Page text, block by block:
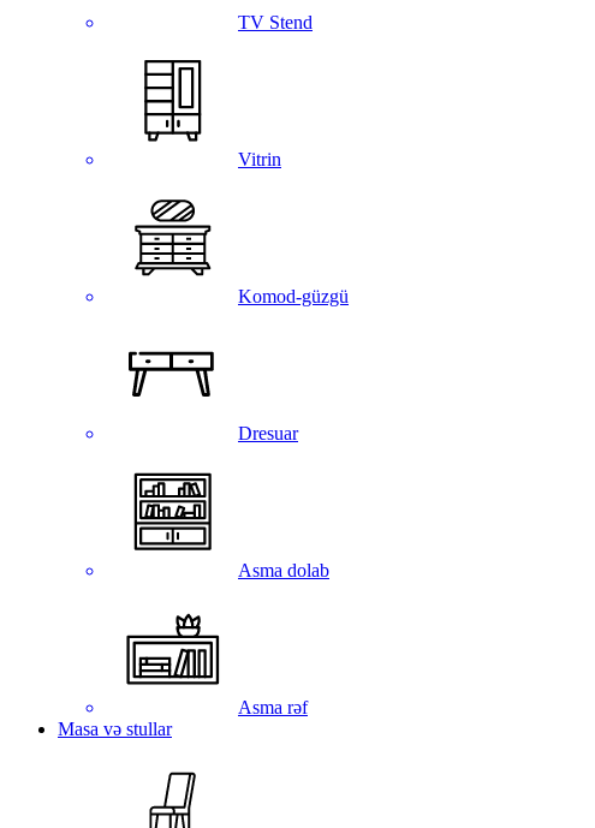
TV Stend
Vitrin
Komod-güzgü
Dresuar
Asma dolab
Asma rəf
Masa və stullar